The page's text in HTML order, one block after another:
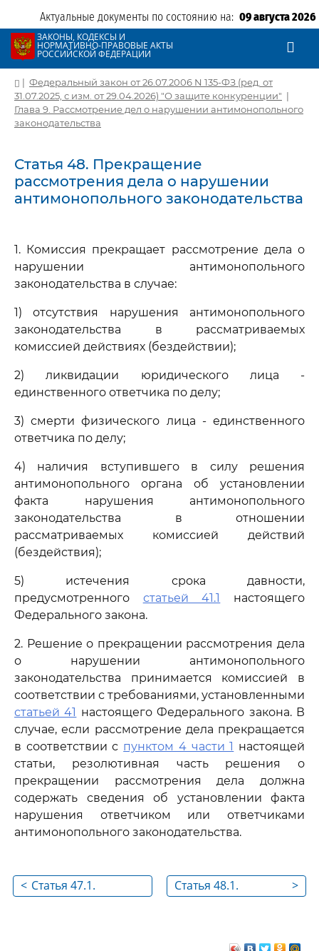
Актуальные документы по состоянию на: 09 августа 2026
ЗАКОНЫ, КОДЕКСЫ И
НОРМАТИВНО-ПРАВОВЫЕ АКТЫ
РОССИЙСКОЙ ФЕДЕРАЦИИ
| Федеральный закон от 26.07.2006 N 135-ФЗ (ред. от
31.07.2025, с изм. от 29.04.2026) "О защите конкуренции" |
Глава 9. Рассмотрение дел о нарушении антимонопольного
законодательства
Статья 48. Прекращение
рассмотрения дела о нарушении
антимонопольного законодательства
1. Комиссия прекращает рассмотрение дела о
нарушении антимонопольного
законодательства в случае:
1) отсутствия нарушения антимонопольного
законодательства в рассматриваемых
комиссией действиях (бездействии);
2) ликвидации юридического лица -
единственного ответчика по делу;
3) смерти физического лица - единственного
ответчика по делу;
4) наличия вступившего в силу решения
антимонопольного органа об установлении
факта нарушения антимонопольного
законодательства в отношении
рассматриваемых комиссией действий
(бездействия);
5) истечения срока давности,
предусмотренного статьей 41.1
настоящего
Федерального закона.
2. Решение о прекращении рассмотрения дела
о нарушении антимонопольного
законодательства принимается комиссией в
соответствии с требованиями, установленными
статьей 41 настоящего Федерального закона. В
случае, если рассмотрение дела прекращается
в соответствии с пунктом 4 части 1 настоящей
статьи, резолютивная часть решения о
прекращении рассмотрения дела должна
содержать сведения об установлении факта
нарушения ответчиком или ответчиками
антимонопольного законодательства.
< Статья 47.1.
>
Статья 48.1.